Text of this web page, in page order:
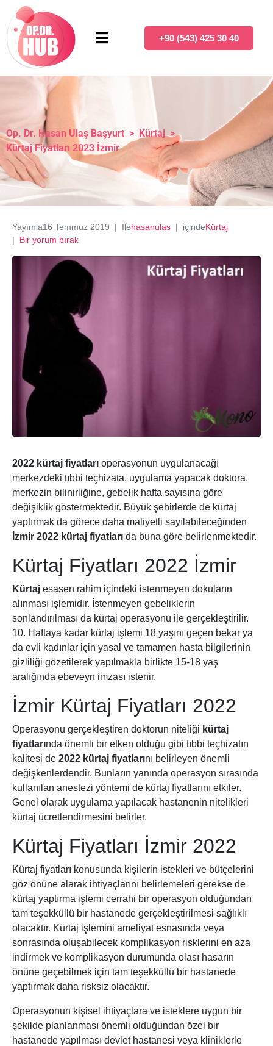
+90 (543) 425 30 40
Op. Dr. Hasan Ulaş Başyurt > Kürtaj>
Kürtaj Fiyatları 2023 İzmir
Yayımla16 Temmuz 2019 İlehasanulas içindeKürtaj
Bir yorum bırak
2022 kürtaj fiyatları operasyonun uygulanacağı
merkezdeki tıbbi teçhizata, uygulama yapacak doktora,
merkezin bilinirliğine, gebelik hafta sayısına göre
değişiklik göstermektedir. Büyük şehirlerde de kürtaj
yaptırmak da görece daha maliyetli sayılabileceğinden
İzmir 2022 kürtaj fiyatları da buna göre belirlenmektedir.
Kürtaj Fiyatları 2022 İzmir
Kürtaj esasen rahim içindeki istenmeyen dokuların
alınması işlemidir. İstenmeyen gebeliklerin
sonlandırılması da kürtaj operasyonu ile gerçekleştirilir.
10. Haftaya kadar kürtaj işlemi 18 yaşını geçen bekar ya
da evli kadınlar için yasal ve tamamen hasta bilgilerinin
gizliliği gözetilerek yapılmakla birlikte 15-18 yaş
aralığında ebeveyn imzası istenir.
İzmir Kürtaj Fiyatları 2022
Operasyonu gerçekleştiren doktorun niteliği kürtaj
fiyatlarında önemli bir etken olduğu gibi tıbbi teçhizatın
kalitesi de 2022 kürtaj fiyatlarını belirleyen önemli
değişkenlerdendir. Bunların yanında operasyon sırasında
kullanılan anestezi yöntemi de kürtaj fiyatlarını etkiler.
Genel olarak uygulama yapılacak hastanenin nitelikleri
kürtaj ücretlendirmesini belirler.
Kürtaj Fiyatları İzmir 2022
Kürtaj fiyatları konusunda kişilerin istekleri ve bütçelerini
göz önüne alarak ihtiyaçlarını belirlemeleri gerekse de
kürtaj yaptırma işlemi cerrahi bir operasyon olduğundan
tam teşekküllü bir hastanede gerçekleştirilmesi sağlıklı
olacaktır. Kürtaj işlemini ameliyat esnasında veya
sonrasında oluşabilecek komplikasyon risklerini en aza
indirmek ve komplikasyon durumunda olası hasarın
önüne geçebilmek için tam teşekküllü bir hastanede
yaptırmak daha risksiz olacaktır.
Operasyonun kişisel ihtiyaçlara ve isteklere uygun bir
şekilde planlanması önemli olduğundan özel bir
hastanede yapılması devlet hastanesi veya kliniklerle